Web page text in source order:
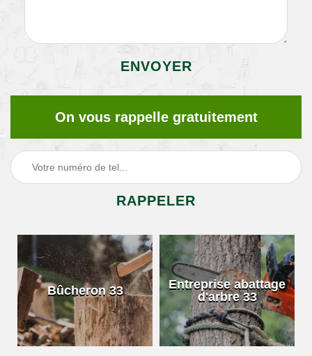
On vous rappelle gratuitement
Bûcheron 33
Entreprise abattage
d'arbre 33